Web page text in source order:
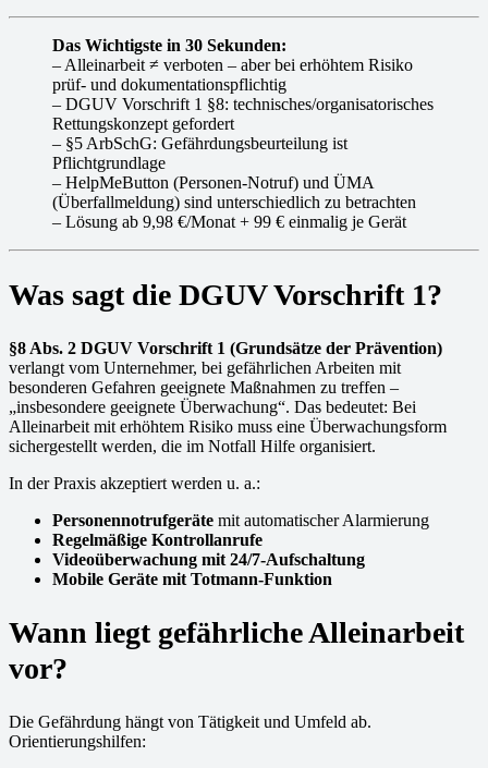
Das Wichtigste in 30 Sekunden:
– Alleinarbeit ≠ verboten – aber bei erhöhtem Risiko
prüf- und dokumentationspflichtig
– DGUV Vorschrift 1 §8: technisches/organisatorisches
Rettungskonzept gefordert
– §5 ArbSchG: Gefährdungsbeurteilung ist
Pflichtgrundlage
– HelpMeButton (Personen-Notruf) und ÜMA
(Überfallmeldung) sind unterschiedlich zu betrachten
– Lösung ab 9,98 €/Monat + 99 € einmalig je Gerät
Was sagt die DGUV Vorschrift 1?
§8 Abs. 2 DGUV Vorschrift 1 (Grundsätze der Prävention)
verlangt vom Unternehmer, bei gefährlichen Arbeiten mit
besonderen Gefahren geeignete Maßnahmen zu treffen –
„insbesondere geeignete Überwachung“. Das bedeutet: Bei
Alleinarbeit mit erhöhtem Risiko muss eine Überwachungsform
sichergestellt werden, die im Notfall Hilfe organisiert.
In der Praxis akzeptiert werden u. a.:
Personennotrufgeräte mit automatischer Alarmierung
Regelmäßige Kontrollanrufe
Videoüberwachung mit 24/7-Aufschaltung
Mobile Geräte mit Totmann-Funktion
Wann liegt gefährliche Alleinarbeit
vor?
Die Gefährdung hängt von Tätigkeit und Umfeld ab.
Orientierungshilfen: